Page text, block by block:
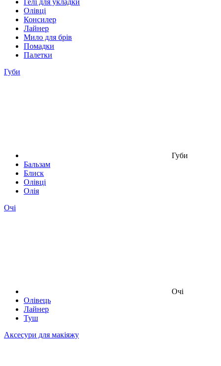
Гелі для укладки
Олівці
Консилер
Лайнер
Мило для брів
Помадки
Палетки
Губи
Губи
Бальзам
Блиск
Олівці
Олія
Очі
Очі
Олівець
Лайнер
Туш
Аксесури для макіяжу